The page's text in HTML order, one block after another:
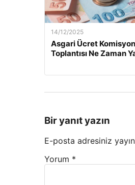
14/12/2025
Asgari Ücret
Toplantısı Ne Zaman
Bir yanıt yazın
E-posta adresiniz
Yorum *